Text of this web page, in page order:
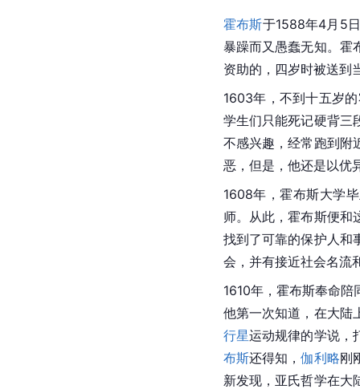
霍布斯于1588年4月5
暴躁而又愚蠢无知。霍
资助的，四岁时被送到
1603年，不到十五岁
学生们只能死记硬背三
不感兴趣，经常跑到附
恶，但是，他还是以优
1608年，霍布斯大学
师。从此，霍布斯便和
找到了可靠的保护人和
会，并有接近社会名流
1610年，霍布斯奉命
他第一次知道，在大陆
行星运动规律的学说，
布斯还得知，伽利略刚
新发现，亚氏哲学在大